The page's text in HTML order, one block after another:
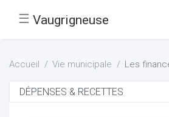
☰ Vaugrigneuse
Accueil Vie municipale Les